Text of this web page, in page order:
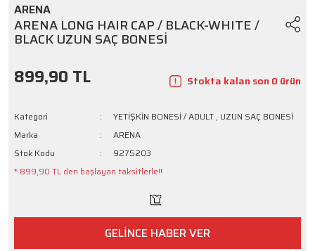
ARENA
ARENA LONG HAIR CAP / BLACK-WHITE /
BLACK UZUN SAÇ BONESİ
899,90 TL Stokta kalan son 0 ürün
Kategori YETİŞKİN BONESİ / ADULT , UZUN SAÇ BONESİ
Marka
ARENA
Stok Kodu
9275203
* 899,90 TL den başlayan taksitlerle!!
GELİNCE HABER VER